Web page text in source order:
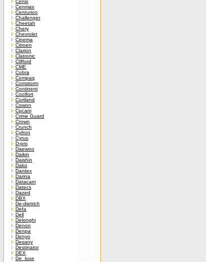
Cenix
Cenmax
Centurion
Challenger
Cheetah
Chery
Chevrolet
Cinema
Citroen
Clarion
Clatronic
Clifford
CME
Cobra
Compaq
Comstorm
Continent
Coolfort
Cortland
Cowon
Cpcam
Crime Guard
Crown
Crunch
Cyfron
Cyrus
D-pro
Daewoo
Daikin
Daishin
Dako
Dantex
Darina
Datacam
Datecs
Dazed
DBX
De-dietrich
Defa
Dell
Delonghi
Denon
Denpa
Denyo
Desany
Destinator
DEX
De_luxe